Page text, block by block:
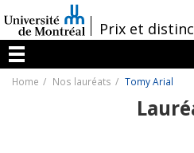
au
contenu
/Prix et
Menu
Home Nos lauréats Tomy Arial